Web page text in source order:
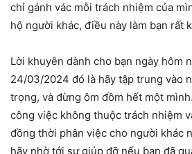
chỉ gánh vác mỗi trách nhiệm của
hộ người khác, điều này làm bạn rất
Lời khuyên dành cho bạn ngày hôm
24/03/2024 đó là hãy tập trung vào
trọng, và đừng ôm đồm hết một
công việc không thuộc trách nhiệm
đồng thời phân việc cho người khác
hãy nhờ tới sự giúp đỡ nếu bạn đã